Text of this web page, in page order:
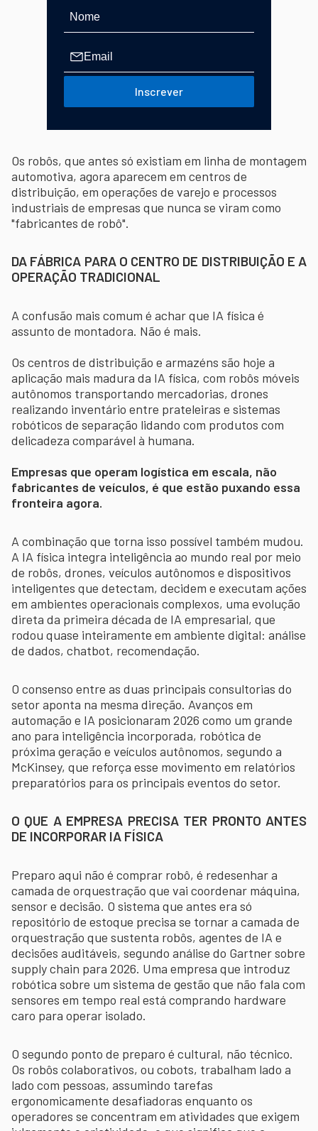
Inscrever
Os robôs, que antes só existiam em linha de montagem
automotiva, agora aparecem em centros de
distribuição, em operações de varejo e processos
industriais de empresas que nunca se viram como
"fabricantes de robô".
DA FÁBRICA PARA O CENTRO DE DISTRIBUIÇÃO E A
OPERAÇÃO TRADICIONAL
A confusão mais comum é achar que IA física é
assunto de montadora. Não é mais.
Os centros de distribuição e armazéns são hoje a
aplicação mais madura da IA física, com robôs móveis
autônomos transportando mercadorias, drones
realizando inventário entre prateleiras e sistemas
robóticos de separação lidando com produtos com
delicadeza comparável à humana.
Empresas que operam logística em escala, não
fabricantes de veículos, é que estão puxando essa
fronteira agora.
A combinação que torna isso possível também mudou.
A IA física integra inteligência ao mundo real por meio
de robôs, drones, veículos autônomos e dispositivos
inteligentes que detectam, decidem e executam ações
em ambientes operacionais complexos, uma evolução
direta da primeira década de IA empresarial, que
rodou quase inteiramente em ambiente digital: análise
de dados, chatbot, recomendação.
O consenso entre as duas principais consultorias do
setor aponta na mesma direção. Avanços em
automação e IA posicionaram 2026 como um grande
ano para inteligência incorporada, robótica de
próxima geração e veículos autônomos, segundo a
McKinsey, que reforça esse movimento em relatórios
preparatórios para os principais eventos do setor.
O QUE A EMPRESA PRECISA TER PRONTO ANTES
DE INCORPORAR IA FÍSICA
Preparo aqui não é comprar robô, é redesenhar a
camada de orquestração que vai coordenar máquina,
sensor e decisão. O sistema que antes era só
repositório de estoque precisa se tornar a camada de
orquestração que sustenta robôs, agentes de IA e
decisões auditáveis, segundo análise do Gartner sobre
supply chain para 2026. Uma empresa que introduz
robótica sobre um sistema de gestão que não fala com
sensores em tempo real está comprando hardware
caro para operar isolado.
O segundo ponto de preparo é cultural, não técnico.
Os robôs colaborativos, ou cobots, trabalham lado a
lado com pessoas, assumindo tarefas
ergonomicamente desafiadoras enquanto os
operadores se concentram em atividades que exigem